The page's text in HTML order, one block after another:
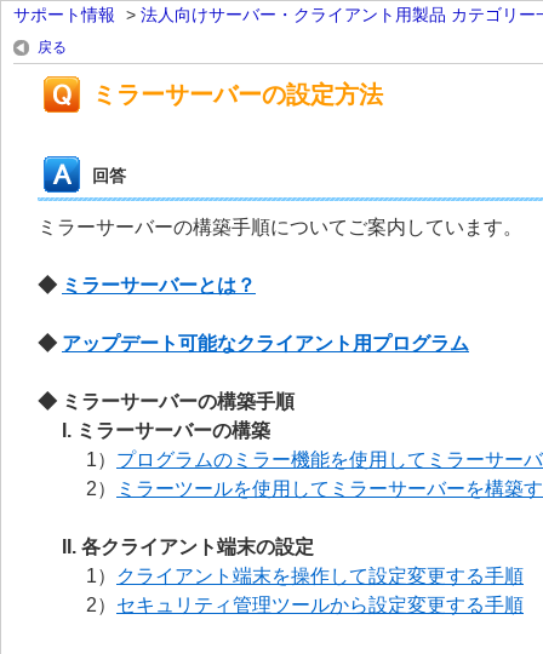
サポート情報 > 法人向けサーバー・クライアント用製品 カテゴリー
戻る
ミラーサーバーの設定方法
回答
ミラーサーバーの構築手順についてご案内しています。
◆ ミラーサーバーとは？
◆ アップデート可能なクライアント用プログラム
◆ ミラーサーバーの構築手順
I. ミラーサーバーの構築
1） プログラムのミラー機能を使用してミラーサー
2）
ミラーツールを使用してミラーサーバーを構築
II. 各クライアント端末の設定
1）
クライアント端末を操作して設定変更する手順
2） セキュリティ管理ツールから設定変更する手順